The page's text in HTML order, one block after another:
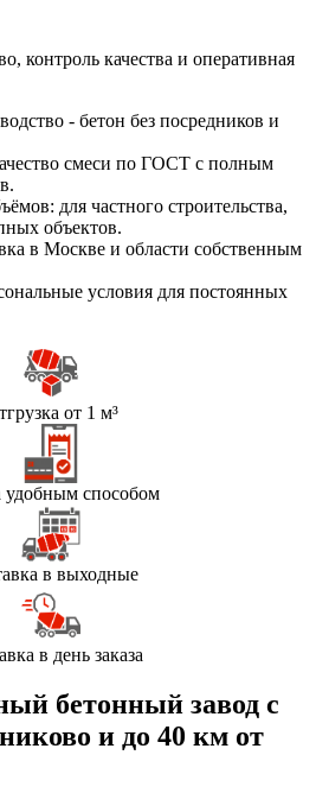
контроль качества и оперативная
- бетон без посредников и
смеси по ГОСТ с полным
для частного строительства,
объектов.
в Москве и области собственным
условия для постоянных
от 1 м³
удобным способом
в выходные
в день заказа
бетонный завод с
и до 40 км от